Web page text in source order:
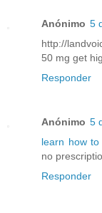
Anónimo 5
http://
50 mg get
Responder
Anónimo 5
learn how
no
Responder